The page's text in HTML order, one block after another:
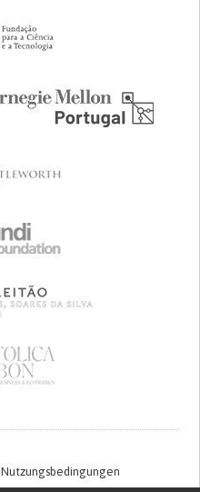
Nutzungsbedingungen